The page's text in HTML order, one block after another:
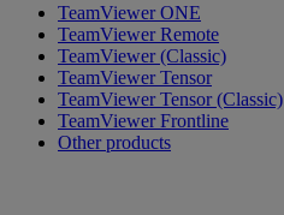
TeamViewer ONE
TeamViewer Remote
TeamViewer (Classic)
TeamViewer Tensor
TeamViewer Tensor (Classic)
TeamViewer Frontline
Other products